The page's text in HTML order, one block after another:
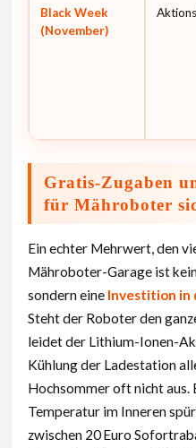
Black Week
(November)
Gratis-Zugaben
für Mähroboter
Ein echter Mehrwert, den
Mähroboter-Garage ist
sondern eine Investition in
Steht der Roboter den
leidet der Lithium-Ionen-
Kühlung der Ladestation
Hochsommer oft nicht aus.
Temperatur im Inneren
zwischen 20 Euro